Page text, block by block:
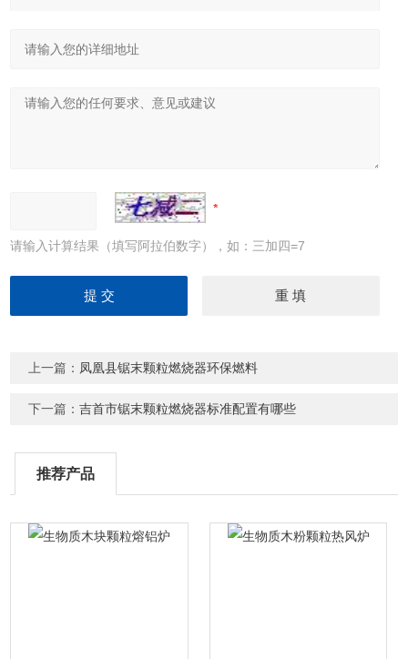
请输入计算结果（填写阿拉伯数字），如：三加四=7
上一篇： 凤凰县锯末颗粒燃烧器环保燃料
下一篇：吉首市锯末颗粒燃烧器标准配置有哪些
推荐产品